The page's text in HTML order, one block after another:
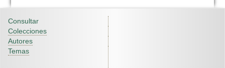
Consultar
Colecciones
Autores
Temas